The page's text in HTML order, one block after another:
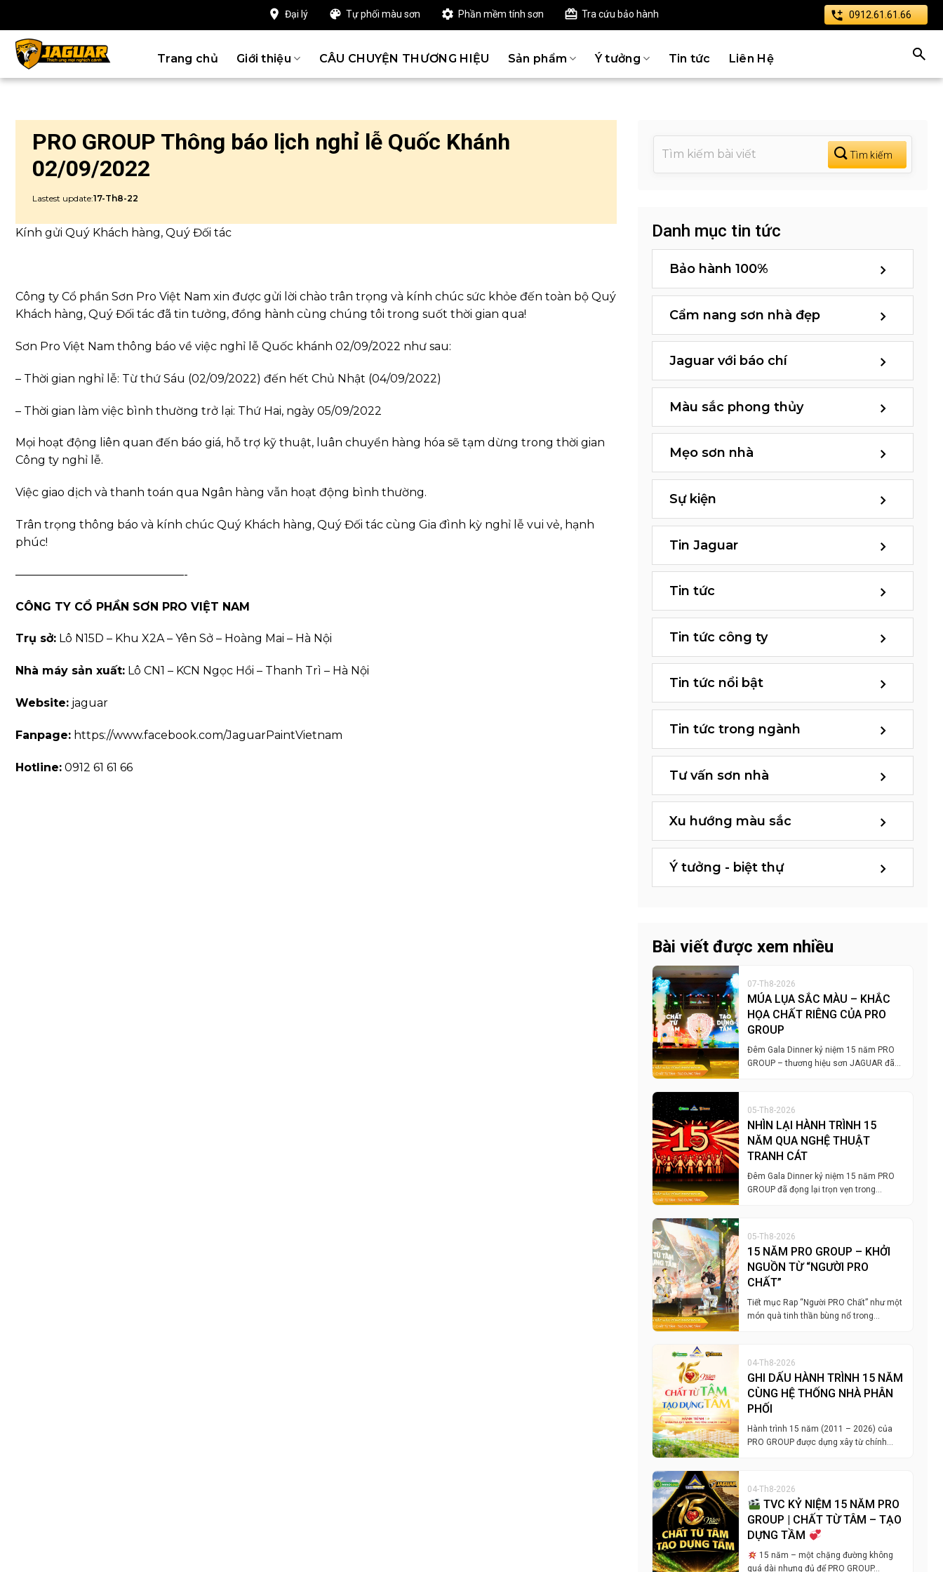
dung
Đại lý Tự phối màu sơn Phần mềm tính sơn Tra cứu bảo hành 0912.61.61.66
Trang chủ Giới thiệu CÂU CHUYỆN THƯƠNG HIỆU Sản phẩm Ý tưởng Tin tức Liên Hệ
PRO GROUP Thông báo lịch nghỉ lễ Quốc Khánh
02/09/2022
Lastest update:17-Th8-22
Kính gửi Quý Khách hàng, Quý Đối tác
Công ty Cổ phần Sơn Pro Việt Nam xin được gửi lời chào trân trọng và kính chúc sức khỏe đến toàn bộ Quý
Khách hàng, Quý Đối tác đã tin tưởng, đồng hành cùng chúng tôi trong suốt thời gian qua!
Sơn Pro Việt Nam thông báo về việc nghỉ lễ Quốc khánh 02/09/2022 như sau:
– Thời gian nghỉ lễ: Từ thứ Sáu (02/09/2022) đến hết Chủ Nhật (04/09/2022)
– Thời gian làm việc bình thường trở lại: Thứ Hai, ngày 05/09/2022
Mọi hoạt động liên quan đến báo giá, hỗ trợ kỹ thuật, luân chuyển hàng hóa sẽ tạm dừng trong thời gian
Công ty nghỉ lễ.
Việc giao dịch và thanh toán qua Ngân hàng vẫn hoạt động bình thường.
Trân trọng thông báo và kính chúc Quý Khách hàng, Quý Đối tác cùng Gia đình kỳ nghỉ lễ vui vẻ, hạnh
phúc!
———————————————-
CÔNG TY CỔ PHẦN SƠN PRO VIỆT NAM
Trụ sở: Lô N15D – Khu X2A – Yên Sở – Hoàng Mai – Hà Nội
Nhà máy sản xuất: Lô CN1 – KCN Ngọc Hồi – Thanh Trì – Hà Nội
Website: jaguar
Fanpage: https://www.facebook.com/JaguarPaintVietnam
Hotline: 0912 61 61 66
Danh mục tin tức
Bảo hành 100%
Cẩm nang sơn nhà đẹp
Jaguar với báo chí
Màu sắc phong thủy
Mẹo sơn nhà
Sự kiện
Tin Jaguar
Tin tức
Tin tức công ty
Tin tức nổi bật
Tin tức trong ngành
Tư vấn sơn nhà
Xu hướng màu sắc
Ý tưởng - biệt thự
Bài viết được xem nhiều
07-Th8-2026
MÚA LỤA SẮC MÀU – KHẮC
HỌA CHẤT RIÊNG CỦA PRO
GROUP
Đêm Gala Dinner kỷ niệm 15 năm PRO
GROUP – thương hiệu sơn JAGUAR đã…
05-Th8-2026
NHÌN LẠI HÀNH TRÌNH 15
NĂM QUA NGHỆ THUẬT
TRANH CÁT
Đêm Gala Dinner kỷ niệm 15 năm PRO
GROUP đã đọng lại trọn vẹn trong…
05-Th8-2026
15 NĂM PRO GROUP – KHỞI
NGUỒN TỪ “NGƯỜI PRO
CHẤT”
Tiết mục Rap “Người PRO Chất” như một
món quà tinh thần bùng nổ trong…
04-Th8-2026
GHI DẤU HÀNH TRÌNH 15 NĂM
CÙNG HỆ THỐNG NHÀ PHÂN
PHỐI
Hành trình 15 năm (2011 – 2026) của
PRO GROUP được dựng xây từ chính…
04-Th8-2026
TVC KỶ NIỆM 15 NĂM PRO
GROUP | CHẤT TỪ TÂM – TẠO
DỰNG TẦM
15 năm – một chặng đường không
quá dài nhưng đủ để PRO GROUP…